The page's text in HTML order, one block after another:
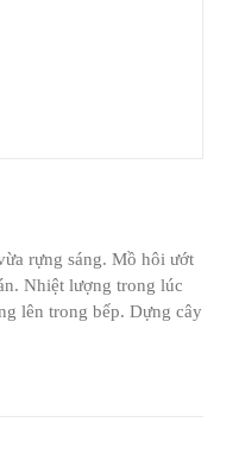
rựng sáng. Mồ hôi ướt
Nhiệt lượng trong lúc
lên trong bếp. Dựng cây